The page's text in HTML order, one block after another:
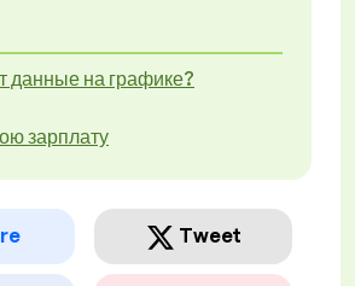
данные на графике?
зарплату
Tweet